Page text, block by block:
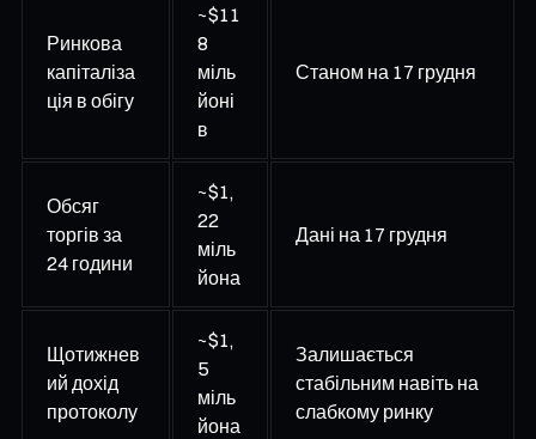
Ринкова
капіталіза
ція в обігу
~$11
8
міль
йоні
в
Станом на 17 грудня
Обсяг
торгів за
24 години
~$1,
22
міль
йона
Дані на 17 грудня
Щотижнев
ий дохід
протоколу
~$1,
5
міль
йона
Залишається
стабільним навіть на
слабкому ринку